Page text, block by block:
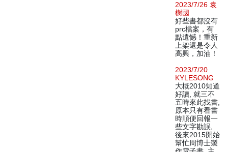
2023/7/26 袁
樹國
好些書都沒有
prc檔案，有
點遺憾！重新
上架還是令人
高興，加油！
2023/7/20
KYLESONG
大概2010知道
好讀, 就三不
五時來此找書,
原本只有看書
時順便回報一
些文字勘誤,
後來2015開始
幫忙周博士製